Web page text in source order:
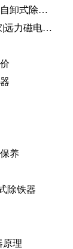
广东木器厂老板实测永磁自卸式除铁器_2026选对厂家省心生产
2026 优质永磁除铁器厂家|远力磁电专注磁电打造实用除铁设备
养
除铁器
原理